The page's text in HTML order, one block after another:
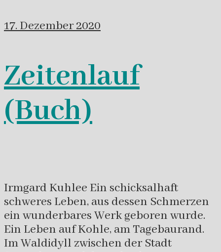
17. Dezember 2020
Zeitenlauf
(Buch)
Irmgard Kuhlee Ein schicksalhaft
schweres Leben, aus dessen Schmerzen
ein wunderbares Werk geboren wurde.
Ein Leben auf Kohle, am Tagebaurand.
Im Waldidyll zwischen der Stadt